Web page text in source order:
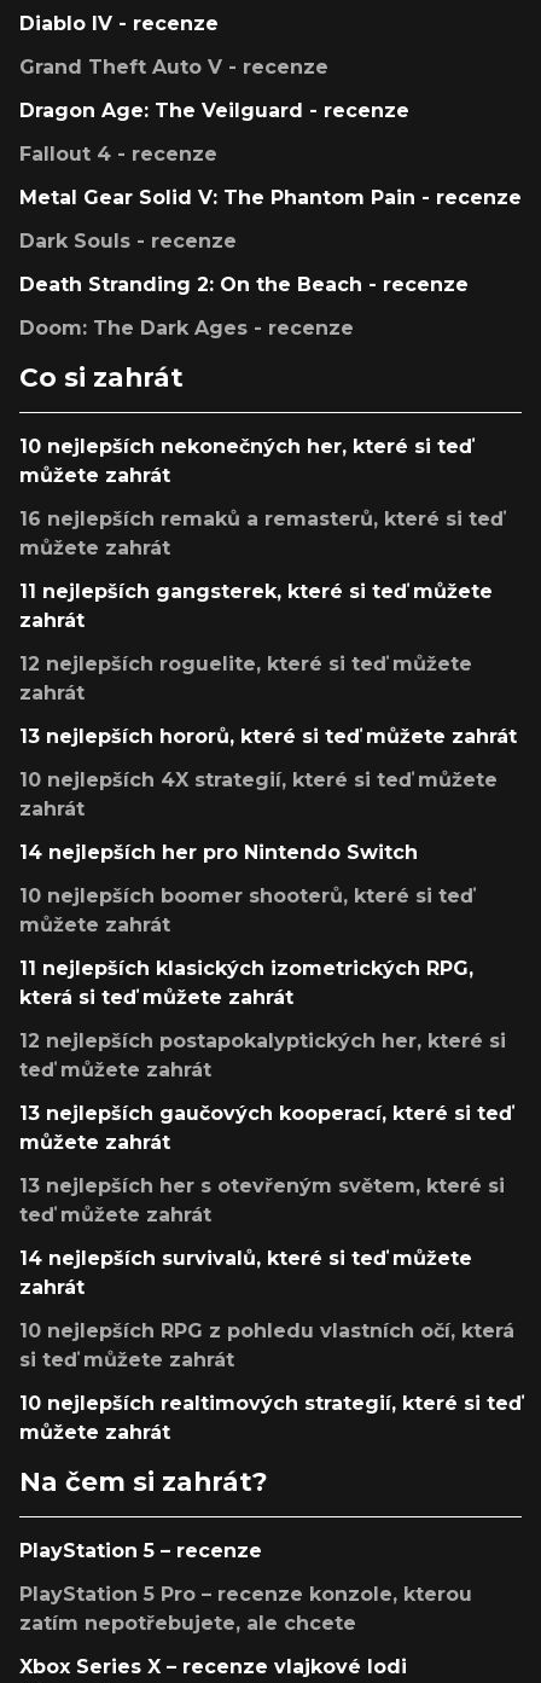
Diablo IV - recenze
Grand Theft Auto V - recenze
Dragon Age: The Veilguard - recenze
Fallout 4 - recenze
Metal Gear Solid V: The Phantom Pain - recenze
Dark Souls - recenze
Death Stranding 2: On the Beach - recenze
Doom: The Dark Ages - recenze
Co si zahrát
10 nejlepších nekonečných her, které si teď
můžete zahrát
16 nejlepších remaků a remasterů, které si teď
můžete zahrát
11 nejlepších gangsterek, které si teď můžete
zahrát
12 nejlepších roguelite, které si teď můžete
zahrát
13 nejlepších hororů, které si teď můžete zahrát
10 nejlepších 4X strategií, které si teď můžete
zahrát
14 nejlepších her pro Nintendo Switch
10 nejlepších boomer shooterů, které si teď
můžete zahrát
11 nejlepších klasických izometrických RPG,
která si teď můžete zahrát
12 nejlepších postapokalyptických her, které si
teď můžete zahrát
13 nejlepších gaučových kooperací, které si teď
můžete zahrát
13 nejlepších her s otevřeným světem, které si
teď můžete zahrát
14 nejlepších survivalů, které si teď můžete
zahrát
10 nejlepších RPG z pohledu vlastních očí, která
si teď můžete zahrát
10 nejlepších realtimových strategií, které si teď
můžete zahrát
Na čem si zahrát?
PlayStation 5 – recenze
PlayStation 5 Pro – recenze konzole, kterou
zatím nepotřebujete, ale chcete
Xbox Series X – recenze vlajkové lodi